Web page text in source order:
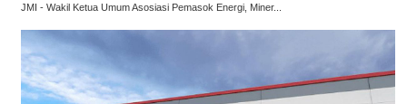
JMI - Wakil Ketua Umum Asosiasi Pemasok Energi, Miner...